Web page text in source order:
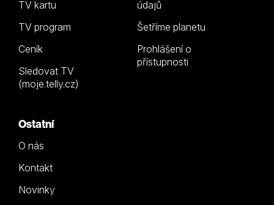
TV kartu
TV program
Ceník
Sledovat TV
(moje.telly.cz)
údajů
Šetříme planetu
Prohlášení o
přístupnosti
Ostatní
O nás
Kontakt
Novinky